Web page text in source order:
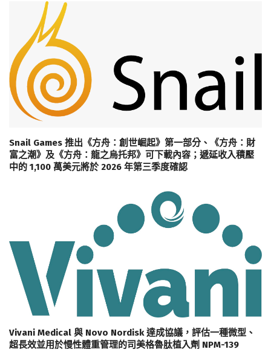
Snail Games 推出《方舟：創世崛起》第一部分、《方舟：財
富之潮》及《方舟：龍之烏托邦》可下載內容；遞延收入積壓
中的 1,100 萬美元將於 2026 年第三季度確認
Vivani Medical 與 Novo Nordisk 達成協議，評估一種微型、
超長效並用於慢性體重管理的司美格魯肽植入劑 NPM-139